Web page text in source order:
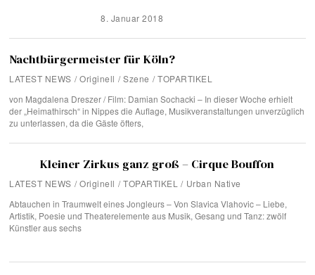
8. Januar 2018
Nachtbürgermeister für Köln?
LATEST NEWS / Originell / Szene / TOPARTIKEL
von Magdalena Dreszer / Film: Damian Sochacki – In dieser Woche erhielt
der „Heimathirsch“ in Nippes die Auflage, Musikveranstaltungen unverzüglich
zu unterlassen, da die Gäste öfters,
Kleiner Zirkus ganz groß – Cirque Bouffon
LATEST NEWS / Originell / TOPARTIKEL / Urban Native
Abtauchen in Traumwelt eines Jongleurs – Von Slavica Vlahovic – Liebe,
Artistik, Poesie und Theaterelemente aus Musik, Gesang und Tanz: zwölf
Künstler aus sechs